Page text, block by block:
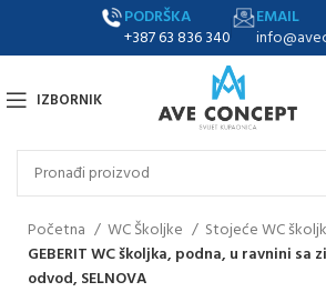
PODRŠKA
+387 63 836 340
EMAIL
IZBORNIK
Početna WC Školjke
Stojeće WC
GEBERIT WC školjka, podna, u ravnini
odvod, SELNOVA